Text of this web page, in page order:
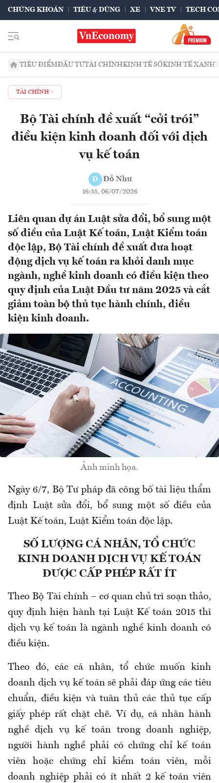
CHỨNG KHOÁN TIÊU & DÙNG XE VNE TV TECH
TIÊU ĐIỂMĐẦU TƯTÀI CHÍNHKINH TẾ SỐKINH TẾ XANH
TÀI CHÍNH
Bộ Tài chính đề xuất “cởi trói”
điều kiện kinh doanh đối với dịch
vụ kế toán
Đ Đỗ Như
16:55, 06/07/2026
Liên quan dự án Luật sửa đổi, bổ sung một
số điều của Luật Kế toán, Luật Kiểm toán
độc lập, Bộ Tài chính đề xuất đưa hoạt
động dịch vụ kế toán ra khỏi danh mục
ngành, nghề kinh doanh có điều kiện theo
quy định của Luật Đầu tư năm 2025 và cắt
giảm toàn bộ thủ tục hành chính, điều
kiện kinh doanh.
Ảnh minh họa.
Ngày 6/7, Bộ Tư pháp đã công bố tài liệu thẩm
định Luật sửa đổi, bổ sung một số điều của
Luật Kế toán, Luật Kiểm toán độc lập.
SỐ LƯỢNG CÁ NHÂN, TỔ CHỨC
KINH DOANH DỊCH VỤ KẾ TOÁN
ĐƯỢC CẤP PHÉP RẤT ÍT
Theo Bộ Tài chính – cơ quan chủ trì soạn thảo,
quy định hiện hành tại Luật Kế toán 2015 thì
dịch vụ kế toán là ngành nghề kinh doanh có
điều kiện.
Theo đó, các cá nhân, tổ chức muốn kinh
doanh dịch vụ kế toán sẽ phải đáp ứng các tiêu
chuẩn, điều kiện và tuân thủ các thủ tục cấp
giấy phép rất chặt chẽ. Ví dụ, cá nhân hành
nghề dịch vụ kế toán trong doanh nghiệp,
người hành nghề phải có chứng chỉ kế toán
viên hoặc chứng chỉ kiểm toán viên, mỗi
doanh nghiệp phải có ít nhất 2 kế toán viên